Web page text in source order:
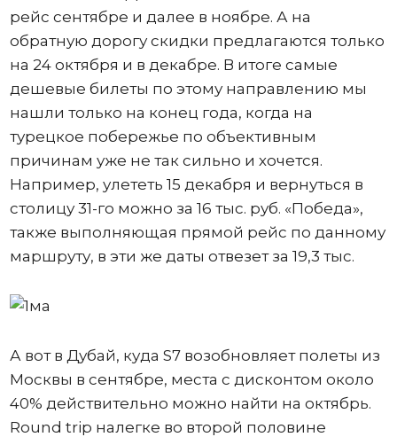
рейс сентябре и далее в ноябре. А на
обратную дорогу скидки предлагаются только
на 24 октября и в декабре. В итоге самые
дешевые билеты по этому направлению мы
нашли только на конец года, когда на
турецкое побережье по объективным
причинам уже не так сильно и хочется.
Например, улететь 15 декабря и вернуться в
столицу 31-го можно за 16 тыс. руб. «Победа»,
также выполняющая прямой рейс по данному
маршруту, в эти же даты отвезет за 19,3 тыс.
А вот в Дубай, куда S7 возобновляет полеты из
Москвы в сентябре, места с дисконтом около
40% действительно можно найти на октябрь.
Round trip налегке во второй половине